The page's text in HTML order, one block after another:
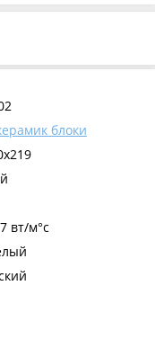
блоки
вт/м°с